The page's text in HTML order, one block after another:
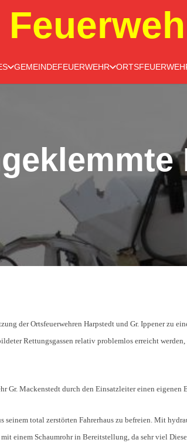
GEMEINDEFEUERWEHR
der Ortsfeuerwehren Harpstedt und Gr. Ippener zu
Rettungsgassen relativ problemlos erreicht
Gr. Mackenstedt durch den Einsatzleiter einen
total zerstörten Fahrerhaus zu befreien. Mit
einem Schaumrohr in Bereitstellung, da sehr viel